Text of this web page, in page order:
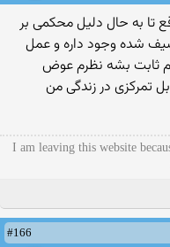
تا به حال دلیل محکمی بر
شده وجود داره و عمل
بهم ثابت بشه نظرم عوض
تمرکزی در زندگی من
I am leaving this website
#166